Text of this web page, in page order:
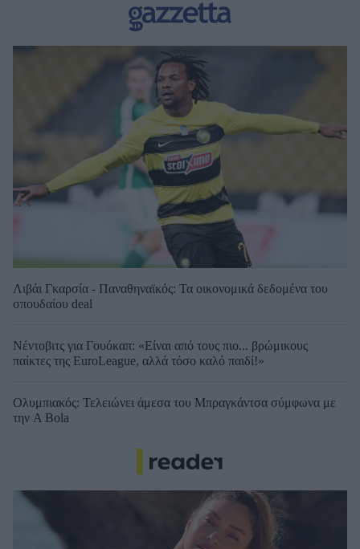
Λιβάι Γκαρσία - Παναθηναϊκός: Τα οικονομικά δεδομένα του
σπουδαίου deal
Νέντοβιτς για Γουόκαπ: «Είναι από τους πιο... βρώμικους
παίκτες της EuroLeague, αλλά τόσο καλό παιδί!»
Ολυμπιακός: Τελειώνει άμεσα του Μπραγκάντσα σύμφωνα με
την A Bola